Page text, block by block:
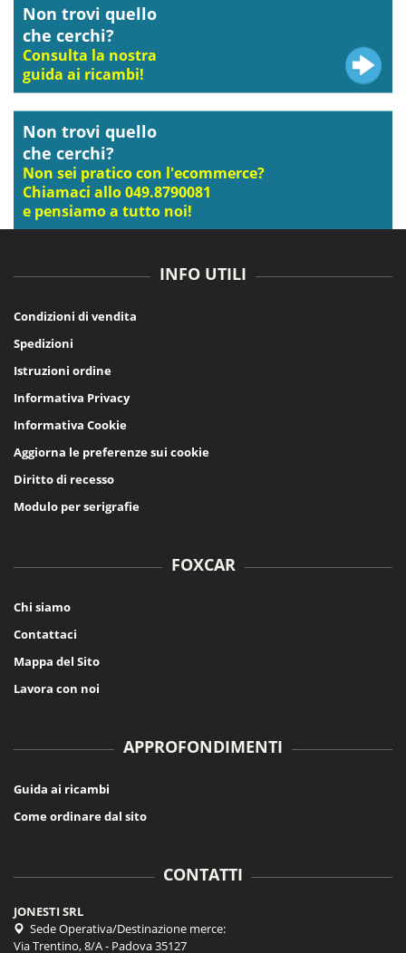
Non trovi quello
che cerchi?
Consulta la nostra
guida ai ricambi!
Non trovi quello
che cerchi?
Non sei pratico con l'ecommerce?
Chiamaci allo 049.8790081
e pensiamo a tutto noi!
INFO UTILI
Condizioni di vendita
Spedizioni
Istruzioni ordine
Informativa Privacy
Informativa Cookie
Aggiorna le preferenze sui cookie
Diritto di recesso
Modulo per serigrafie
FOXCAR
Chi siamo
Contattaci
Mappa del Sito
Lavora con noi
APPROFONDIMENTI
Guida ai ricambi
Come ordinare dal sito
CONTATTI
JONESTI SRL
Sede Operativa/Destinazione merce:
Via Trentino, 8/A - Padova 35127